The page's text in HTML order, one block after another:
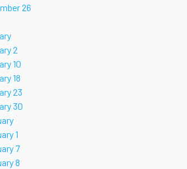
26
2
10
18
23
30
1
7
8